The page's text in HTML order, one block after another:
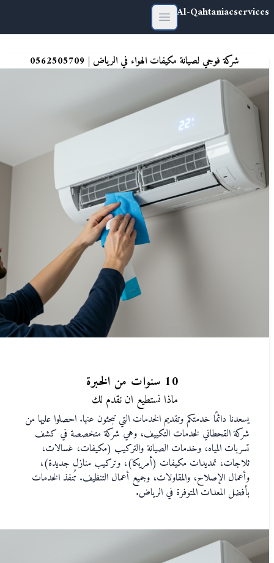
Al-Qahtaniacservices
Open main menu
شركة فوجي لصيانة مكيفات الهواء في الرياض | 0562505709
ماذا نستطيع ان نقدم لك
يسعدنا دائمًا خدمتكم وتقديم الخدمات التي تبحثون عنها. احصلوا عليها من
شركة القحطاني لخدمات التكييف، وهي شركة متخصصة في كشف
تسربات المياه، وخدمات الصيانة والتركيب (مكيفات، غسالات،
ثلاجات، تمديدات مكيفات (أمريكا)، وتركيب منازل جديدة)،
وأعمال الإصلاح، والمقاولات، وجميع أعمال التنظيف. تُنفذ الخدمات
بأفضل المعدات المتوفرة في الرياض.